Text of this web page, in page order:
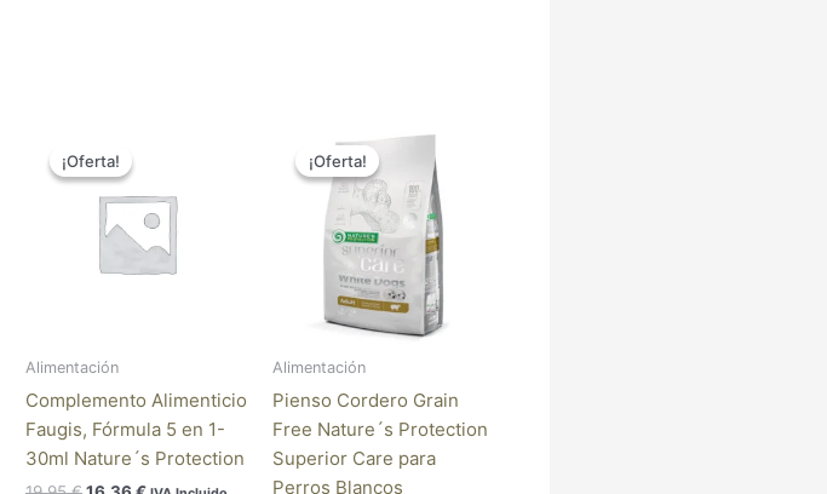
¡Oferta!
¡Oferta!
Alimentación
Complemento Alimenticio
Faugis, Fórmula 5 en 1-
30ml Nature´s Protection
precio
original
era:
19,95 €.
es:
16,36 €.
¡Oferta!
¡Oferta!
Alimentación
Pienso Cordero Grain
Free Nature´s Protection
Superior Care para
Perros Blancos
precio
original
era:
16,95 €.
actual
es:
13,90 €.